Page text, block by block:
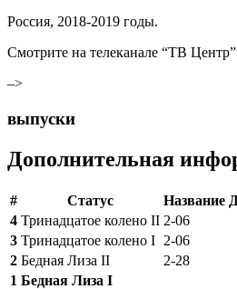
Россия, 2018-2019 годы.
Смотрите на телеканале “ТВ
–>
выпуски
Дополнительная
# Статус Название
4 Тринадцатое колено II 2-06
3 Тринадцатое колено I 2-06
2 Бедная Лиза II
2-28
1 Бедная Лиза I